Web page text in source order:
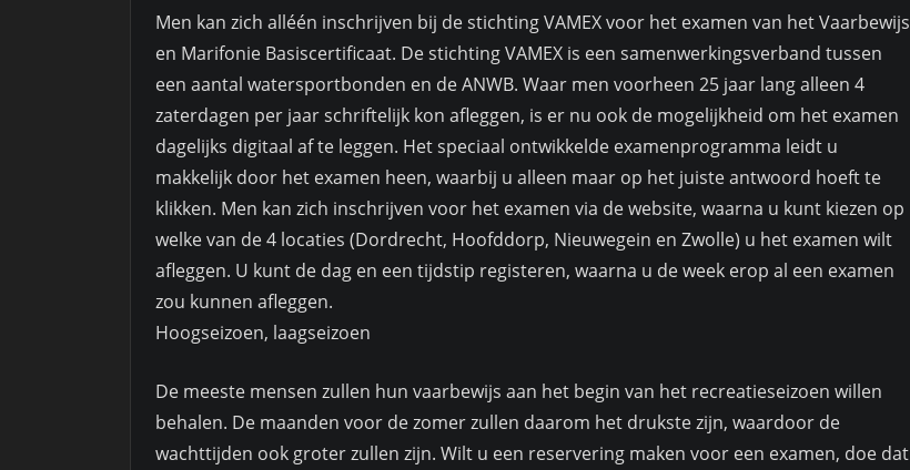
Men kan zich alléén inschrijven bij de stichting VAMEX voor het examen van het Vaarbewijs
en Marifonie Basiscertificaat. De stichting VAMEX is een samenwerkingsverband tussen
een aantal watersportbonden en de ANWB. Waar men voorheen 25 jaar lang alleen 4
zaterdagen per jaar schriftelijk kon afleggen, is er nu ook de mogelijkheid om het examen
dagelijks digitaal af te leggen. Het speciaal ontwikkelde examenprogramma leidt u
makkelijk door het examen heen, waarbij u alleen maar op het juiste antwoord hoeft te
klikken. Men kan zich inschrijven voor het examen via de website, waarna u kunt kiezen op
welke van de 4 locaties (Dordrecht, Hoofddorp, Nieuwegein en Zwolle) u het examen wilt
afleggen. U kunt de dag en een tijdstip registeren, waarna u de week erop al een examen
zou kunnen afleggen.
Hoogseizoen, laagseizoen
De meeste mensen zullen hun vaarbewijs aan het begin van het recreatieseizoen willen
behalen. De maanden voor de zomer zullen daarom het drukste zijn, waardoor de
wachttijden ook groter zullen zijn. Wilt u een reservering maken voor een examen, doe dat